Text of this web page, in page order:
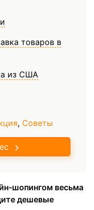
товаров в
из США
, Советы
шопингом весьма
дешевые